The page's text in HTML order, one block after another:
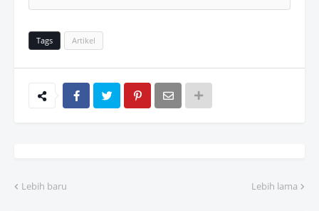
Tags Artikel
Lebih baru Lebih lama